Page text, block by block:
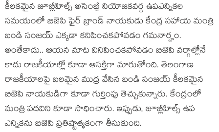
కీలకమైన జూబ్లీహిల్స్ అసెంబ్లీ నియోజకవర్గ ఉపఎన్నికల
సమయంలో బిజెపి ఫైర్ బ్రాండ్ నాయకుడు కేంద్ర సహాయ మంత్రి
బండి సంజయ్ ఎక్కడా కనిపించకపోవడం గ‌మ‌నార్హం.
అంతేకాదు.. ఆయన మాట వినిపించకపోవడం బిజెపి వర్గాల్లోనే
కాదు రాజకీయాల్లో కూడా ఆసక్తిగా మారుతోంది. తెలంగాణ
రాజకీయాలపై బలమైన ముద్ర వేసిన బండి సంజయ్ కీలకమైన
బిజెపి నాయకుడిగా కూడా గుర్తింపు తెచ్చుకున్నారు. కేంద్రంలో
మంత్రి పదవిని కూడా సాధించారు. ఇప్పుడు, జూబ్లీహిల్స్ ఉప
ఎన్నికను బిజెపి ప్రతిష్టాత్మకంగా తీసుకుంది.